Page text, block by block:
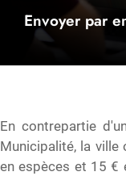
Envoyer par
En contrepartie
Municipalité, la
en espèces et 15 €